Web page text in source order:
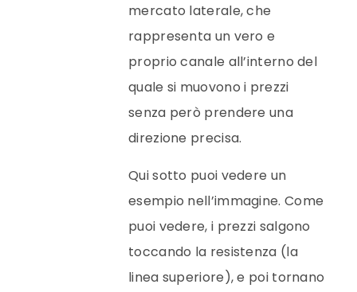
mercato laterale, che
rappresenta un vero e
proprio canale all’interno del
quale si muovono i prezzi
senza però prendere una
direzione precisa.
Qui sotto puoi vedere un
esempio nell’immagine. Come
puoi vedere, i prezzi salgono
toccando la resistenza (la
linea superiore), e poi tornano